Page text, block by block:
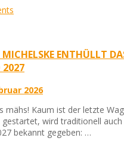
ENTHÜLLT
2027
2026
mähs! Kaum ist der letzte
wird traditionell auch
bekannt gegeben: …